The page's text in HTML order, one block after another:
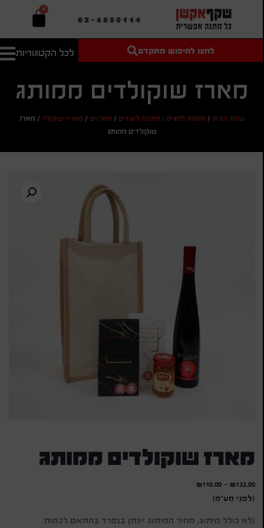
03-6850114
0
לכל הקטגוריות
טקסט חופשי
מחיר מיני'
חיפוש
אישית
לחצו לחיפוש מתקדם
מארז שוקולדים ממותג
עמוד הבית/ מתנות לחגים | מתנות לועדים/ מארזים/ מארזי שוקולד/ מארז
שוקולדים ממותג
מארז שוקולדים ממותג
₪132.00
-
₪110.00
(לפני מע"מ)
(לא כולל מיתוג, מחיר המיתוג יינתן בנפרד בהתאם לכמות